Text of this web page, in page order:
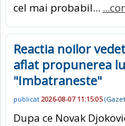
cel mai probabil...
Reactia noilor
aflat propunerea
"Imbatraneste"
publicat 2026-08-07 11:15:05(
Dupa ce Novak